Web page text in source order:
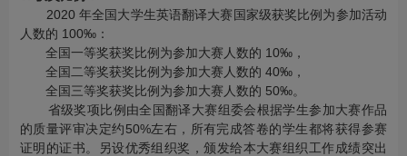
2020 年全国大学生英语翻译大赛国家级获奖比例为参加活动
人数的 100‰：
全国一等奖获奖比例为参加大赛人数的 10‰，
全国二等奖获奖比例为参加大赛人数的 40‰，
全国三等奖获奖比例为参加大赛人数的 50‰。
省级奖项比例由全国翻译大赛组委会根据学生参加大赛作品
的质量评审决定约50%左右，所有完成答卷的学生都将获得参赛
证明的证书。另设优秀组织奖，颁发给本大赛组织工作成绩突出